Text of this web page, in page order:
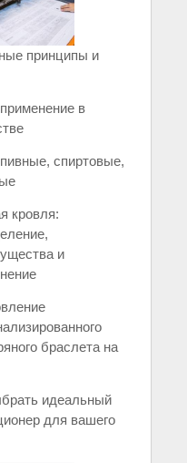
принципы и
в
спиртовые,
кровля:
и
браслета на
идеальный
для вашего